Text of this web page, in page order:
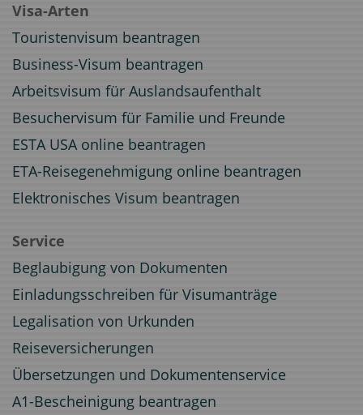
Visa-Arten
Touristenvisum beantragen
Business-Visum beantragen
Arbeitsvisum für Auslandsaufenthalt
Besuchervisum für Familie und Freunde
ESTA USA online beantragen
ETA-Reisegenehmigung online beantragen
Elektronisches Visum beantragen
Service
Beglaubigung von Dokumenten
Einladungsschreiben für Visumanträge
Legalisation von Urkunden
Reiseversicherungen
Übersetzungen und Dokumentenservice
A1-Bescheinigung beantragen